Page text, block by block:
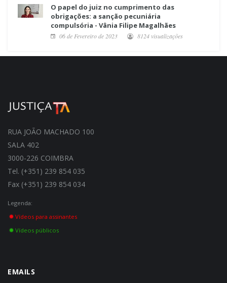
O papel do juiz no cumprimento das
obrigações: a sanção pecuniária
compulsória - Vânia Filipe Magalhães
06 de Fevereiro de 2023 8124 visualizações
RUA JOÃO MACHADO 100
SALA 402
3000-226 COIMBRA
Tel. (+351) 239 854 035
Fax (+351) 239 854 034
Legenda:
Vídeos para assinantes
Vídeos públicos
EMAILS